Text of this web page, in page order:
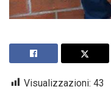
Visualizzazioni: 43